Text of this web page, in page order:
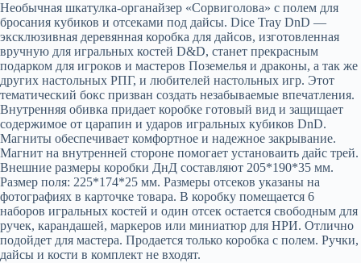
Необычная шкатулка-органайзер «Сорвиголова» с полем для
бросания кубиков и отсеками под дайсы. Dice Tray DnD —
эксклюзивная деревянная коробка для дайсов, изготовленная
вручную для игральных костей D&D, станет прекрасным
подарком для игроков и мастеров Поземелья и драконы, а так же
других настольных РПГ, и любителей настольных игр. Этот
тематический бокс призван создать незабываемые впечатления.
Внутренняя обивка придает коробке готовый вид и защищает
содержимое от царапин и ударов игральных кубиков DnD.
Магниты обеспечивает комфортное и надежное закрывание.
Магнит на внутренней стороне помогает установаить дайс трей.
Внешние размеры коробки ДнД составляют 205*190*35 мм.
Размер поля: 225*174*25 мм. Размеры отсеков указаны на
фотографиях в карточке товара. В коробку помещается 6
наборов игральных костей и один отсек остается свободным для
ручек, карандашей, маркеров или миниатюр для НРИ. Отлично
подойдет для мастера. Продается только коробка с полем. Ручки,
дайсы и кости в комплект не входят.